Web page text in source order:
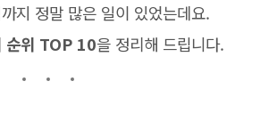
지 정말 많은 일이 있었는데요.
순위 TOP 10을 정리해 드립니다.